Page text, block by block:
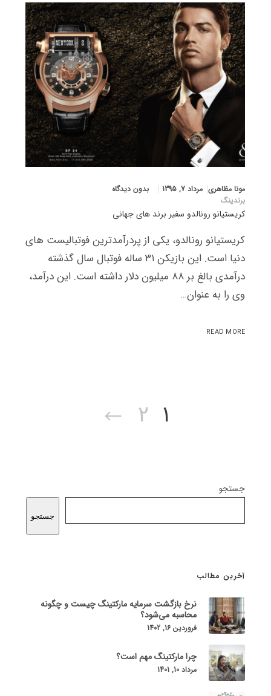
مونا مظاهری مرداد 7, 1395
بدون دیدگاه
برندینگ
کریستیانو رونالدو سفیر برند های جهانی
کریستیانو رونالدو، یکی از پردرآمدترین فوتبالیست های
دنیا است. این بازیکن ۳۱ ساله فوتبال سال گذشته
درآمدی بالغ بر ۸۸ میلیون دلار داشته است. این درآمد،
وی را به عنوان…
READ MORE
1
2
جستجو
جستجو
آخرین مطالب
نرخ بازگشت سرمایه مارکتینگ چیست و چگونه
محاسبه می‌شود؟
فروردین 16, 1402
چرا مارکتینگ مهم است؟
مرداد 10, 1401